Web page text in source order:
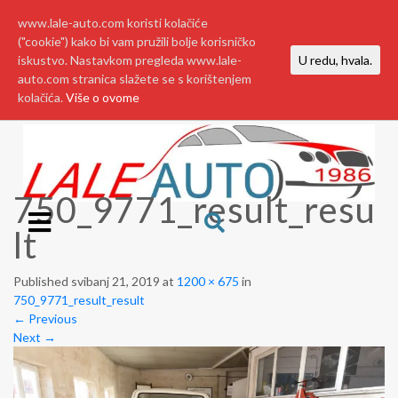
750_9771_result_resu
lt
Published svibanj 21, 2019 at 1200 × 675 in
750_9771_result_result
← Previous
Next →
www.lale-auto.com koristi kolačiće
("cookie") kako bi vam pružili bolje korisničko
iskustvo. Nastavkom pregleda www.lale-
auto.com stranica slažete se s korištenjem
kolačića. Više o ovome
U redu, hvala.